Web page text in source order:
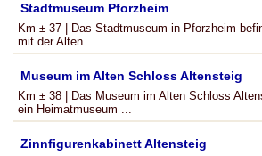
Stadtmuseum Pforzheim
Km ± 37 | Das Stadtmuseum in Pforzheim
mit der Alten ...
Museum im Alten Schloss Altensteig
Km ± 38 | Das Museum im Alten Schloss
ein Heimatmuseum ...
Zinnfigurenkabinett Altensteig